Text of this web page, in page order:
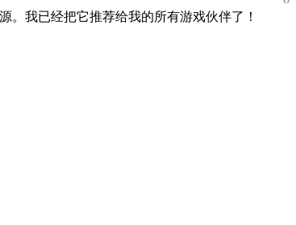
我已经把它推荐给我的所有游戏伙伴了！